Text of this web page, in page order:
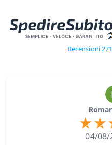
Recensioni
04/08/